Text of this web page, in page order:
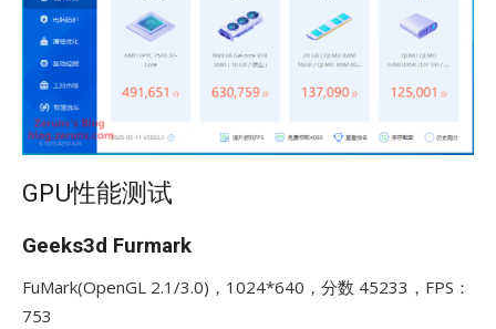
GPU性能测试
Geeks3d Furmark
FuMark(OpenGL 2.1/3.0)，1024*640，分数 45233，FPS：
753